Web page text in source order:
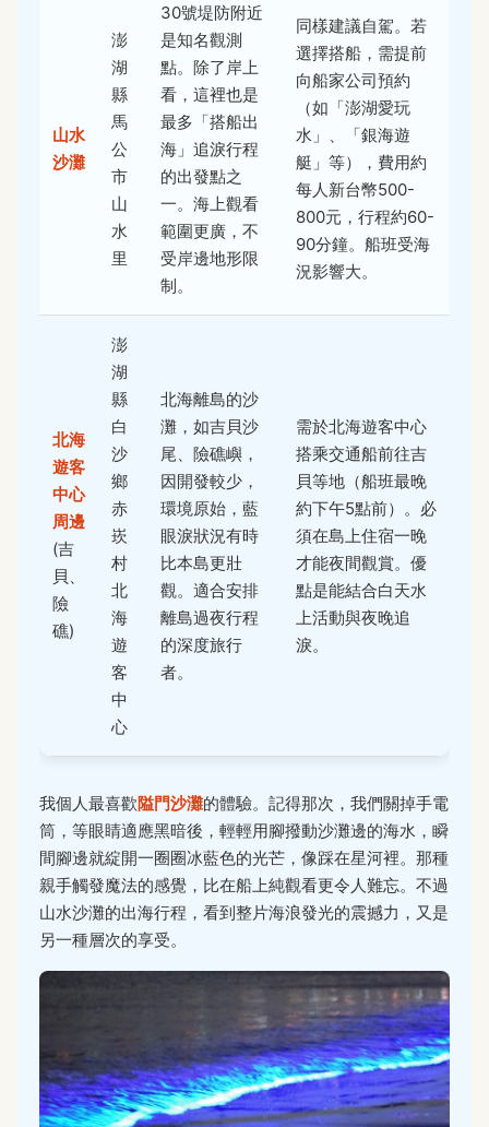
山水
沙灘
澎
湖
縣
馬
公
市
山
水
里
30號堤防附近
是知名觀測
點。除了岸上
看，這裡也是
最多「搭船出
海」追淚行程
的出發點之
一。海上觀看
範圍更廣，不
受岸邊地形限
制。
同樣建議自駕。若
選擇搭船，需提前
向船家公司預約
（如「澎湖愛玩
水」、「銀海遊
艇」等），費用約
每人新台幣500-
800元，行程約60-
90分鐘。船班受海
況影響大。
北海
遊客
中心
周邊
(吉
貝、
險
礁)
澎
湖
縣
白
沙
鄉
赤
崁
村
北
海
遊
客
中
心
北海離島的沙
灘，如吉貝沙
尾、險礁嶼，
因開發較少，
環境原始，藍
眼淚狀況有時
比本島更壯
觀。適合安排
離島過夜行程
的深度旅行
者。
需於北海遊客中心
搭乘交通船前往吉
貝等地（船班最晚
約下午5點前）。必
須在島上住宿一晚
才能夜間觀賞。優
點是能結合白天水
上活動與夜晚追
淚。
我個人最喜歡隘門沙灘的體驗。記得那次，我們關掉手電
筒，等眼睛適應黑暗後，輕輕用腳撥動沙灘邊的海水，瞬
間腳邊就綻開一圈圈冰藍色的光芒，像踩在星河裡。那種
親手觸發魔法的感覺，比在船上純觀看更令人難忘。不過
山水沙灘的出海行程，看到整片海浪發光的震撼力，又是
另一種層次的享受。